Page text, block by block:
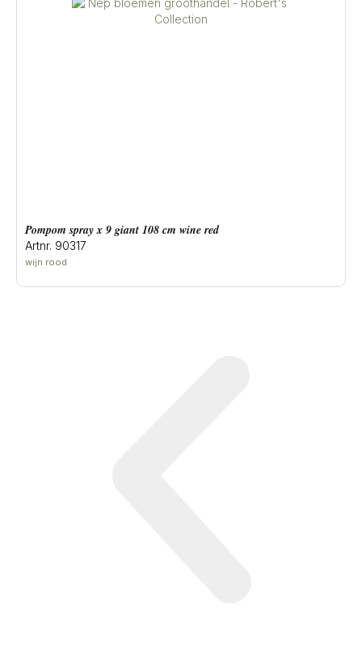
Pompom spray x 9 giant 108 cm wine red
Artnr. 90317
wijn rood